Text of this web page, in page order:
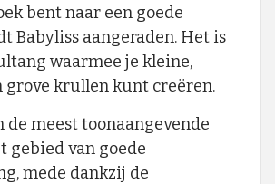
bent naar een goede
Babyliss aangeraden. Het is
waarmee je kleine,
grove krullen kunt creëren.
de meest toonaangevende
gebied van goede
mede dankzij de